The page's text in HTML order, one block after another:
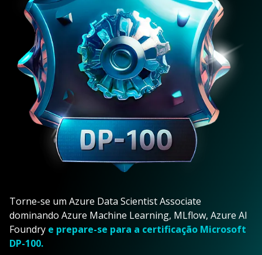
Torne-se um Azure Data Scientist Associate
dominando Azure Machine Learning, MLflow, Azure AI
Foundry e prepare-se para a certificação Microsoft
DP-100.